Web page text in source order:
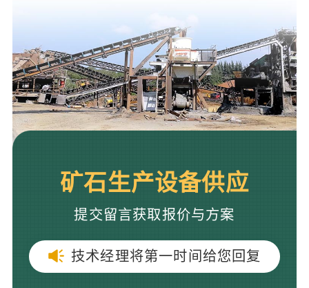
矿石生产设备供应
提交留言获取报价与方案
技术经理将第一时间给您回复